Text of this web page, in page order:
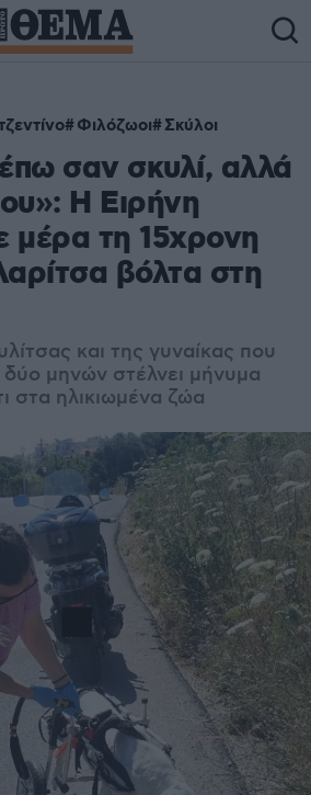
Φιλόζωοι Σκύλοι
σαν σκυλί, αλλά
Η Ειρήνη
μέρα τη 15χρονη
βόλτα στη
και της γυναίκας που
δύο μηνών στέλνει μήνυμα
στα ηλικιωμένα ζώα